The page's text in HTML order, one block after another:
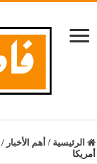
الرئيسية / أهم الأخبار /
أمريكا